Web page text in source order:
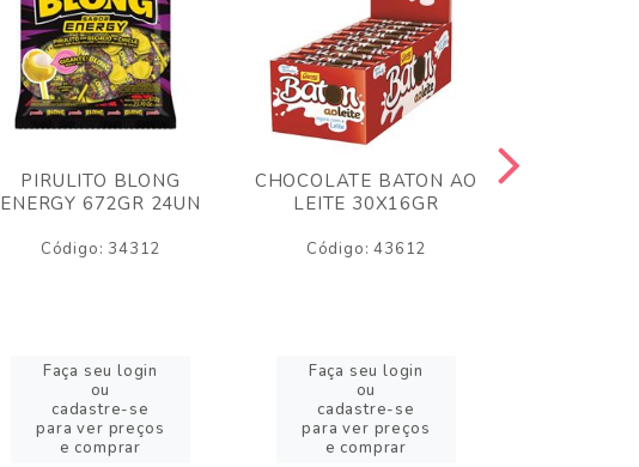
PIRULITO BLONG
ENERGY 672GR 24UN
Código: 34312
Faça seu login
ou
cadastre-se
para ver preços
e comprar
CHOCOLATE BATON AO
LEITE 30X16GR
Código: 43612
Faça seu login
ou
cadastre-se
para ver preços
e comprar